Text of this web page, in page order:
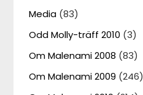
Media (83)
Odd Molly-träff 2010 (3)
Om Malenami 2008 (83)
Om Malenami 2009 (246)